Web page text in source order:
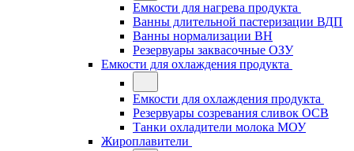
Емкости для нагрева продукта
Ванны длительной пастеризации ВДП
Ванны нормализации ВН
Резервуары заквасочные ОЗУ
Емкости для охлаждения продукта
Емкости для охлаждения продукта
Резервуары созревания сливок ОСВ
Танки охладители молока МОУ
Жироплавители